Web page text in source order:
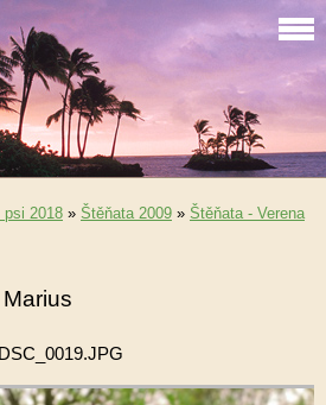
psi 2018 » Štěňata 2009 » Štěňata - Verena
DSC_0019.JPG